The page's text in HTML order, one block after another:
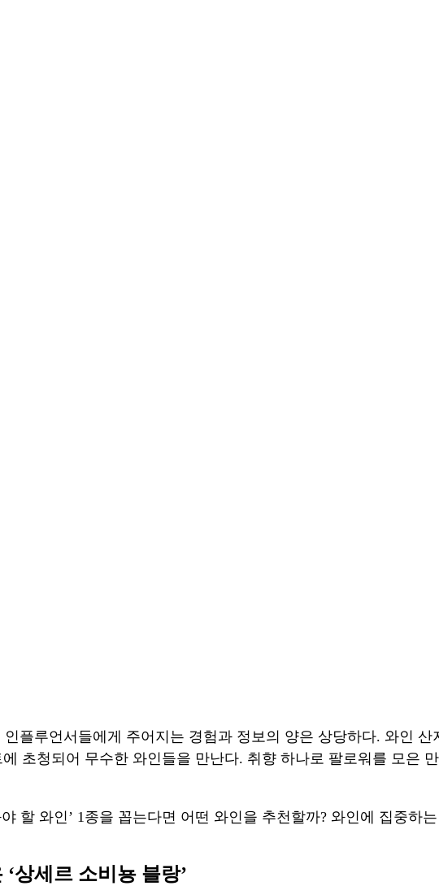
플루언서들에게 주어지는 경험과 정보의 양은 상당하다. 와인
초청되어 무수한 와인들을 만난다. 취향 하나로 팔로워를 모은
할 와인’ 1종을 꼽는다면 어떤 와인을 추천할까? 와인에 집중하
상세르 소비뇽 블랑’